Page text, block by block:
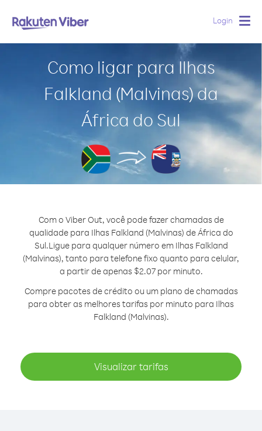
Login
Como ligar para Ilhas
Falkland (Malvinas) da
África do Sul
Com o Viber Out, você pode fazer chamadas de
qualidade para Ilhas Falkland (Malvinas) de África do
Sul.Ligue para qualquer número em Ilhas Falkland
(Malvinas), tanto para telefone fixo quanto para celular,
a partir de apenas $2.07 por minuto.
Compre pacotes de crédito ou um plano de chamadas
para obter as melhores tarifas por minuto para Ilhas
Falkland (Malvinas).
Visualizar tarifas